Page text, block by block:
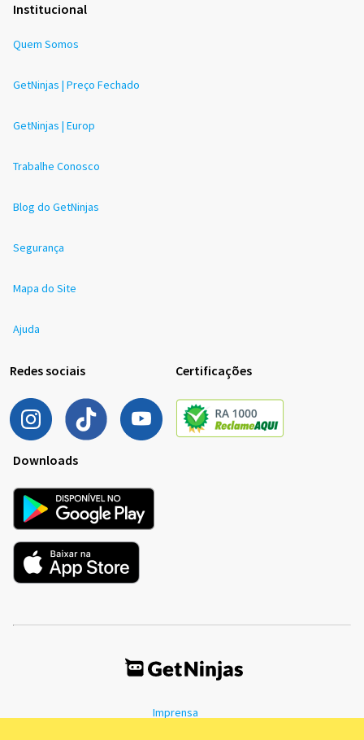
Institucional
Quem Somos
GetNinjas | Preço Fechado
GetNinjas | Europ
Trabalhe Conosco
Blog do GetNinjas
Segurança
Mapa do Site
Ajuda
Redes sociais Certificações
Downloads
Imprensa